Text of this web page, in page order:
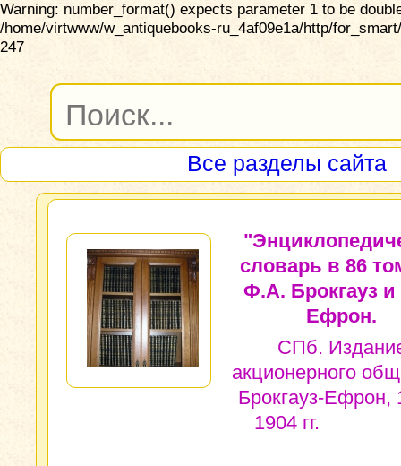
Warning: number_format() expects parameter 1 to be
/home/virtwww/w_antiquebooks-ru_4af09e1a/http/
247
Все разделы сайта
словарь в 86
Ф.А. Брокгауз
Ефрон.
СПб.
акционерного
Брокгауз-Ефрон,
1904 гг.